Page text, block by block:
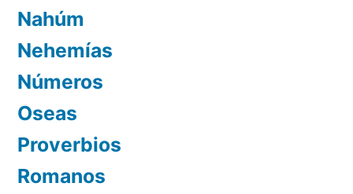
Nahúm
Nehemías
Números
Oseas
Proverbios
Romanos